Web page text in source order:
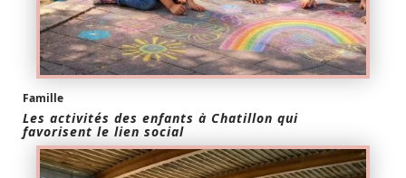
Famille
Les activités des enfants à Chatillon qui
favorisent le lien social